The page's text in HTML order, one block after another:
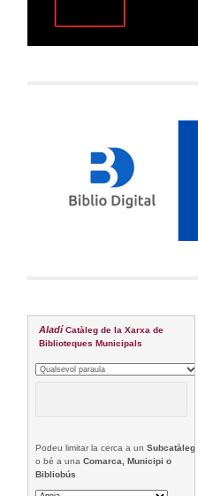
Aladí Catàleg de la Xarxa de
Biblioteques Municipals
Podeu limitar la cerca a unSubcatàleg
o bé a unaComarca, Municipi o
Bibliobús